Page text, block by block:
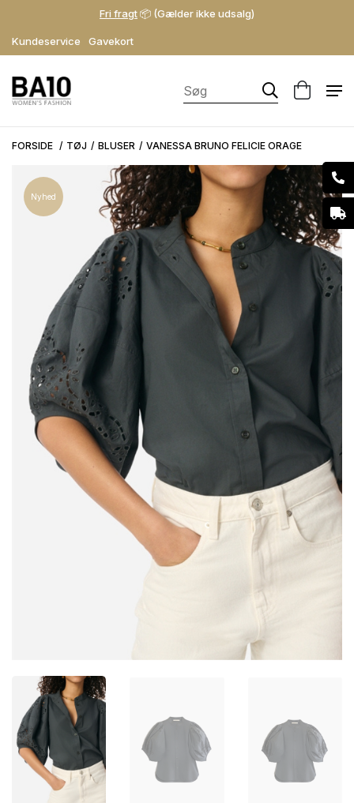
Kundeservice Gavekort
Fri fragt📦 (Gælder ikke udsalg)
FORSIDE TØJ BLUSER VANESSA BRUNO FELICIE ORAGE
Nyhed